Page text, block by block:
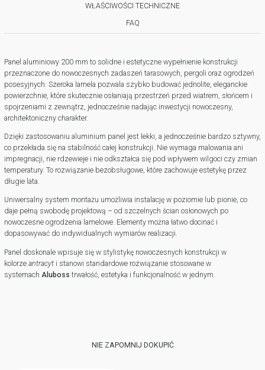
WŁAŚCIWOŚCI TECHNICZNE
FAQ
Panel aluminiowy 200 mm to solidne i estetyczne wypełnienie konstrukcji
przeznaczone do nowoczesnych zadaszeń tarasowych, pergoli oraz ogrodzeń
posesyjnych. Szeroka lamela pozwala szybko budować jednolite, eleganckie
powierzchnie, które skutecznie osłaniają przestrzeń przed wiatrem, słońcem i
spojrzeniami z zewnątrz, jednocześnie nadając inwestycji nowoczesny,
architektoniczny charakter.
Dzięki zastosowaniu aluminium panel jest lekki, a jednocześnie bardzo sztywny,
co przekłada się na stabilność całej konstrukcji. Nie wymaga malowania ani
impregnacji, nie rdzewieje i nie odkształca się pod wpływem wilgoci czy zmian
temperatury. To rozwiązanie bezobsługowe, które zachowuje estetykę przez
długie lata.
Uniwersalny system montażu umożliwia instalację w poziomie lub pionie, co
daje pełną swobodę projektową – od szczelnych ścian osłonowych po
nowoczesne ogrodzenia lamelowe. Elementy można łatwo docinać i
dopasowywać do indywidualnych wymiarów realizacji.
Panel doskonale wpisuje się w stylistykę nowoczesnych konstrukcji w
kolorze antracyti stanowi standardowe rozwiązanie stosowane w
systemach Aluboss trwałość, estetyka i funkcjonalność w jednym.
NIE ZAPOMNIJ DOKUPIĆ